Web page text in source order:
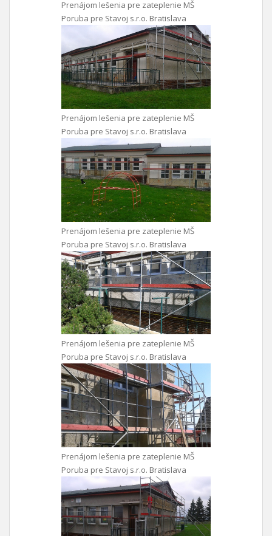
Prenájom lešenia pre zateplenie MŠ
Poruba pre Stavoj s.r.o. Bratislava
Prenájom lešenia pre zateplenie MŠ
Poruba pre Stavoj s.r.o. Bratislava
Prenájom lešenia pre zateplenie MŠ
Poruba pre Stavoj s.r.o. Bratislava
Prenájom lešenia pre zateplenie MŠ
Poruba pre Stavoj s.r.o. Bratislava
Prenájom lešenia pre zateplenie MŠ
Poruba pre Stavoj s.r.o. Bratislava